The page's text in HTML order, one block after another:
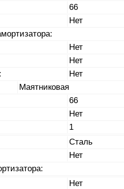
66
Нет
Нет
Нет
Нет
Маятниковая
66
Нет
1
Сталь
Нет
Нет